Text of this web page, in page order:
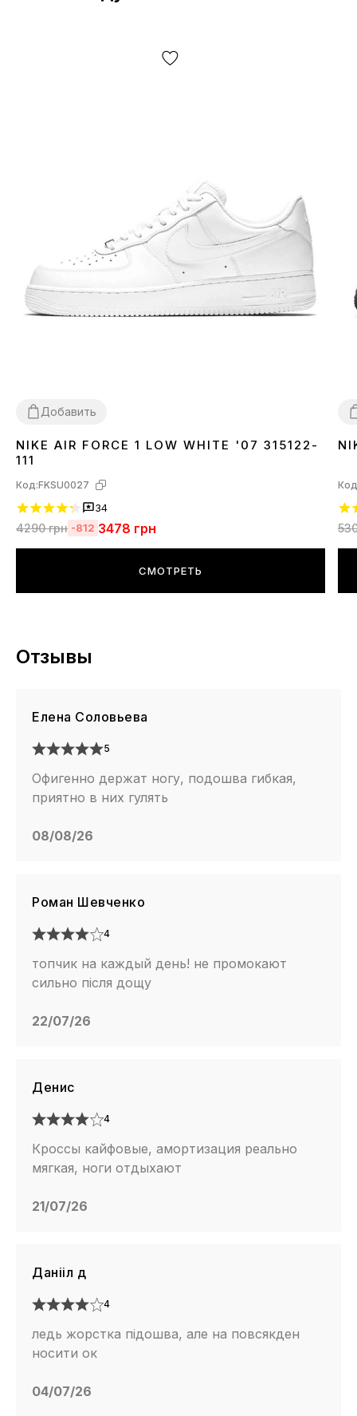
Добавить
3637 38 39 40414243 444546
NIKE AIR FORCE 1 LOW WHITE '07 315122-
111
Код:FKSU0027
34
4290грн -812 3478 грн
СМОТРЕТЬ
Отзывы
Елена Соловьева
5
Офигенно держат ногу, подошва гибкая,
приятно в них гулять
08/08/26
Роман Шевченко
4
топчик на каждый день! не промокают
сильно після дощу
22/07/26
Денис
4
Кроссы кайфовые, амортизация реально
мягкая, ноги отдыхают
21/07/26
Данііл д
4
ледь жорстка підошва, але на повсякден
носити ок
04/07/26